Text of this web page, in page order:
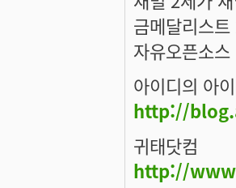
금메달리스
자유오픈소
아이디의 아
http://
귀태닷컴
http://